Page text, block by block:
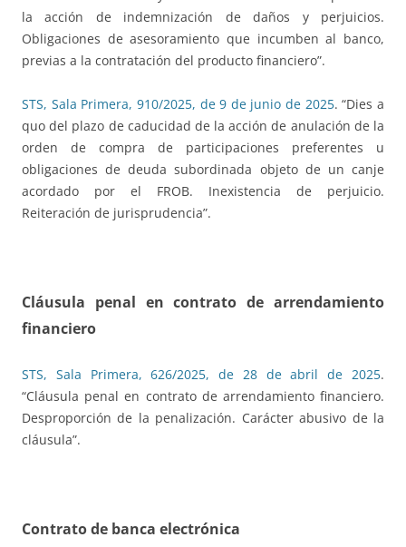
la acción de indemnización de daños y perjuicios.
Obligaciones de asesoramiento que incumben al banco,
previas a la contratación del producto financiero”.
STS, Sala Primera, 910/2025, de 9 de junio de 2025. “Dies a
quo del plazo de caducidad de la acción de anulación de la
orden de compra de participaciones preferentes u
obligaciones de deuda subordinada objeto de un canje
acordado por el FROB. Inexistencia de perjuicio.
Reiteración de jurisprudencia”.
Cláusula penal en contrato de arrendamiento
financiero
STS, Sala Primera, 626/2025, de 28 de abril de 2025.
“Cláusula penal en contrato de arrendamiento financiero.
Desproporción de la penalización. Carácter abusivo de la
cláusula”.
Contrato de banca electrónica